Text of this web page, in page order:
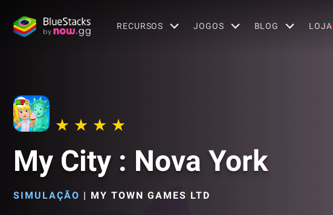
RECURSOS JOGOS BLOG LOJA
My City : Nova York
SIMULAÇÃO | MY TOWN GAMES LTD